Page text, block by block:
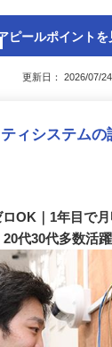
ピールポイントを
更新日： 2026/07/
ィシステムの
OK｜1年目で月
代30代多数活躍